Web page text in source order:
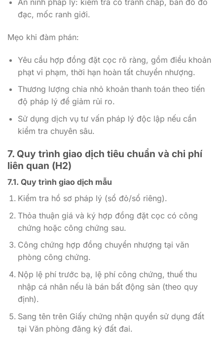
An ninh pháp lý: kiểm tra có tranh chấp, bản đồ đo
đạc, mốc ranh giới.
Mẹo khi đàm phán:
Yêu cầu hợp đồng đặt cọc rõ ràng, gồm điều khoản
phạt vi phạm, thời hạn hoàn tất chuyển nhượng.
Thương lượng chia nhỏ khoản thanh toán theo tiến
độ pháp lý để giảm rủi ro.
Sử dụng dịch vụ tư vấn pháp lý độc lập nếu cần
kiểm tra chuyên sâu.
7. Quy trình giao dịch tiêu chuẩn và chi phí
liên quan (H2)
7.1. Quy trình giao dịch mẫu
Kiểm tra hồ sơ pháp lý (sổ đỏ/sổ riêng).
Thỏa thuận giá và ký hợp đồng đặt cọc có công
chứng hoặc công chứng sau.
Công chứng hợp đồng chuyển nhượng tại văn
phòng công chứng.
Nộp lệ phí trước bạ, lệ phí công chứng, thuế thu
nhập cá nhân nếu là bán bất động sản (theo quy
định).
Sang tên trên Giấy chứng nhận quyền sử dụng đất
tại Văn phòng đăng ký đất đai.